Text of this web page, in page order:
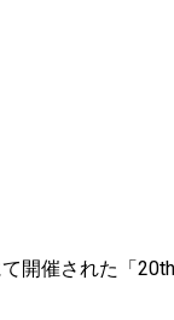
開催された「